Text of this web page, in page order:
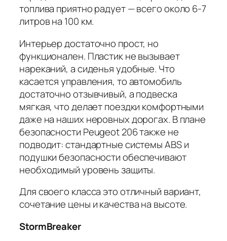
топлива приятно радует — всего около 6-7
литров на 100 км.
Интерьер достаточно прост, но
функционален. Пластик не вызывает
нареканий, а сиденья удобные. Что
касается управления, то автомобиль
достаточно отзывчивый, а подвеска
мягкая, что делает поездки комфортными
даже на наших неровных дорогах. В плане
безопасности Peugeot 206 также не
подводит: стандартные системы ABS и
подушки безопасности обеспечивают
необходимый уровень защиты.
Для своего класса это отличный вариант,
сочетание цены и качества на высоте.
StormBreaker